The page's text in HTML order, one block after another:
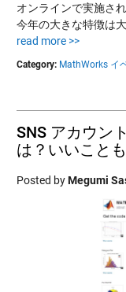
オンラインで実施され
今年の大きな特徴は
read more >>
Category: MathWorks イ
SNS アカウン
は？いいこと
Posted byMegumi